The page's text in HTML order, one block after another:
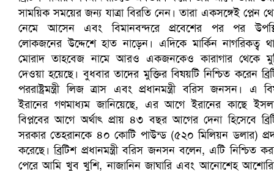
প্রোটিয়াদের হারিয়ে বিশ্বকাপের শিরোপা ঘরে তুলল ভারত